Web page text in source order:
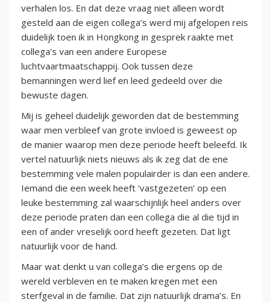
verhalen los. En dat deze vraag niet alleen wordt
gesteld aan de eigen collega’s werd mij afgelopen reis
duidelijk toen ik in Hongkong in gesprek raakte met
collega’s van een andere Europese
luchtvaartmaatschappij. Ook tussen deze
bemanningen werd lief en leed gedeeld over die
bewuste dagen.
Mij is geheel duidelijk geworden dat de bestemming
waar men verbleef van grote invloed is geweest op
de manier waarop men deze periode heeft beleefd. Ik
vertel natuurlijk niets nieuws als ik zeg dat de ene
bestemming vele malen populairder is dan een andere.
Iemand die een week heeft ‘vastgezeten’ op een
leuke bestemming zal waarschijnlijk heel anders over
deze periode praten dan een collega die al die tijd in
een of ander vreselijk oord heeft gezeten. Dat ligt
natuurlijk voor de hand.
Maar wat denkt u van collega’s die ergens op de
wereld verbleven en te maken kregen met een
sterfgeval in de familie. Dat zijn natuurlijk drama’s. En